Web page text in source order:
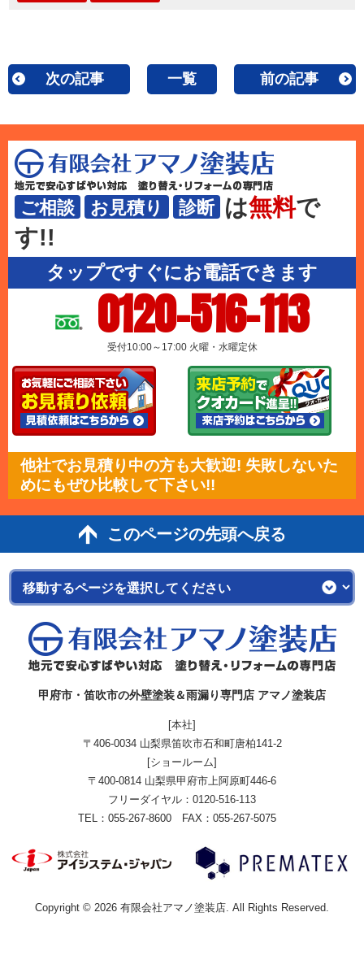
次の記事 一覧 前の記事
ご相談 お見積り 診断 は無料で
す!!
タップですぐにお電話できます
0120-516-113
受付10:00～17:00 火曜・水曜定休
他社でお見積り中の方も大歓迎! 失敗しないた
めにもぜひ比較して下さい!!
このページの先頭へ戻る
甲府市・笛吹市の外壁塗装＆雨漏り専門店 アマノ塗装店
[本社]
〒406-0034 山梨県笛吹市石和町唐柏141-2
[ショールーム]
〒400-0814 山梨県甲府市上阿原町446-6
フリーダイヤル： 0120-516-113
TEL：055-267-8600 FAX：055-267-5075
Copyright © 2026 有限会社アマノ塗装店. All Rights Reserved.